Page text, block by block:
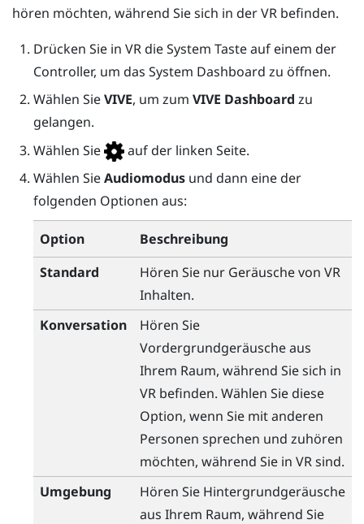
hören möchten, während Sie sich in der VR befinden.
Drücken Sie in VR dieSystem Taste auf einem der
Controller, um das System Dashboard zu öffnen.
Wählen SieVIVE, um zum VIVE Dashboard zu
gelangen.
Wählen Sie
auf der linken Seite.
Wählen SieAudiomodusund dann eine der
folgenden Optionen aus:
Option
Beschreibung
Standard
Hören Sie nur Geräusche von VR
Inhalten.
Konversation
Hören Sie
Vordergrundgeräusche aus
Ihrem Raum, während Sie sich in
VR befinden. Wählen Sie diese
Option, wenn Sie mit anderen
Personen sprechen und zuhören
möchten, während Sie in VR sind.
Umgebung
Hören Sie Hintergrundgeräusche
aus Ihrem Raum, während Sie